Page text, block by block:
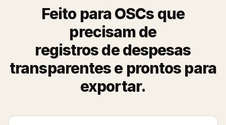
Feito para OSCs que
precisam de
registros de despesas
transparentes e prontos para
exportar.